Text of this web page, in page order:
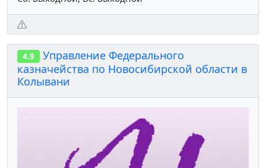
4.9
Управление Федерального
казначейства по Новосибирской области в
Колывани